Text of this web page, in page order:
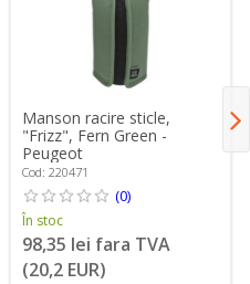
Manson racire sticle,
"Frizz", Fern Green -
Peugeot
Cod: 220471
(0)
În stoc
98,35 lei fara TVA
(20,2 EUR)